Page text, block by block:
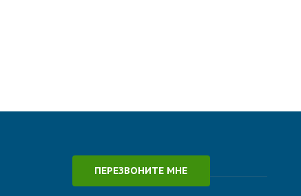
ПЕРЕЗВОНИТЕ МНЕ